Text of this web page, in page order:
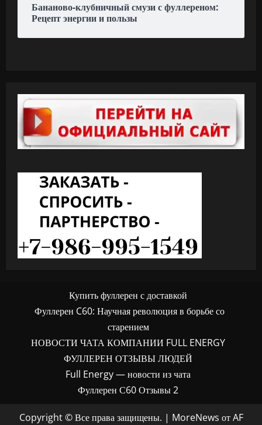
Бананово-клубничный смузи с фуллереном:
Рецепт энергии и пользы
Купить фуллерен с доставкой
Фуллерен C60: Научная революция в борьбе со
старением
НОВОСТИ ЧАТА КОМПАНИИ FULL ENERGY
ФУЛЛЕРЕН ОТЗЫВЫ ЛЮДЕЙ
Full Energy — новости из чата
Фуллерен С60 Отзывы 2
Copyright © Все права защищены. | MoreNews от AF